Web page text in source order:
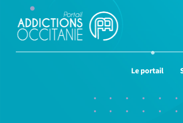
Le portail